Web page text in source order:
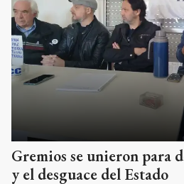
Gremios se unieron para
y el desguace del Estado